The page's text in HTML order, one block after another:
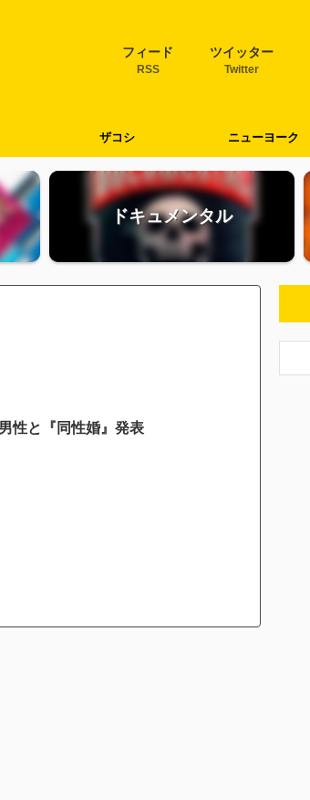
フィード
RSS
ツイッター
Twitter
ザコシ ニューヨーク
ドキュメンタル
性と『同性婚』発表